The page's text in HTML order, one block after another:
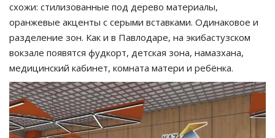
схожи: стилизованные под дерево материалы,
оранжевые акценты с серыми вставками. Одинаковое и
разделение зон. Как и в Павлодаре, на экибастузском
вокзале появятся фудкорт, детская зона, намазхана,
медицинский кабинет, комната матери и ребёнка.